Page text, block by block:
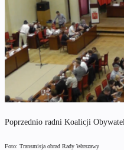
Poprzednio radni Koalicji
Foto: Transmisja obrad Rady Warszawy